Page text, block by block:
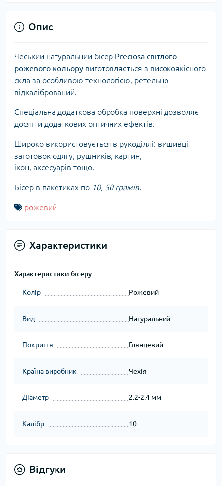
Опис
Чеський натуральний бісер Preciosa світлого
рожевого кольору виготовляється з високоякісного
скла за особливою технологією, ретельно
відкалібрований.
Спеціальна додаткова обробка поверхні дозволяє
досягти додаткових оптичних ефектів.
Широко використовується в рукоділлі: вишивці
заготовок одягу, рушників, картин,
ікон, аксесуарів тощо.
Бісер в пакетиках по 10, 50 грамів.
рожевий
Характеристики
Характеристики бісеру
Колір Рожевий
Вид Натуральний
Покриття Глянцевий
Країна виробник Чехія
Діаметр 2.2-2.4 мм
Калібр 10
Відгуки